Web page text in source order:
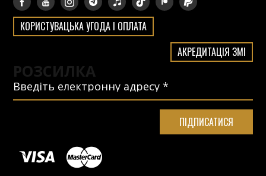
КОРИСТУВАЦЬКА УГОДА І ОПЛАТА
АКРЕДИТАЦІЯ ЗМІ
РОЗСИЛКА